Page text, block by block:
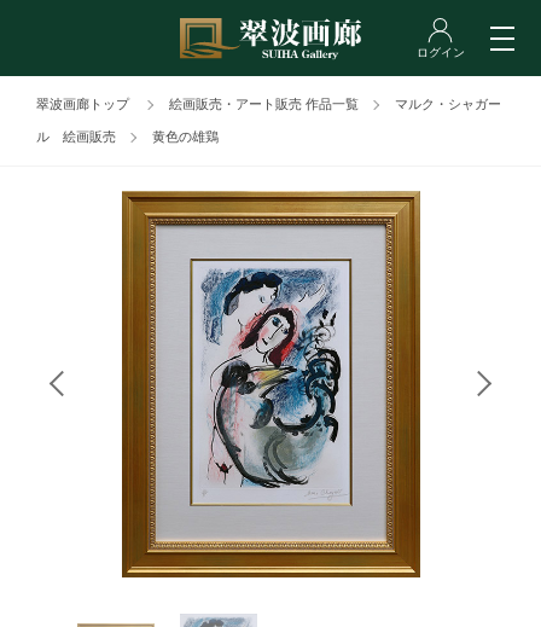
翠波画廊トップ 絵画販売・アート販売 作品一覧 マルク・シャガー
ル 絵画販売 黄色の雄鶏